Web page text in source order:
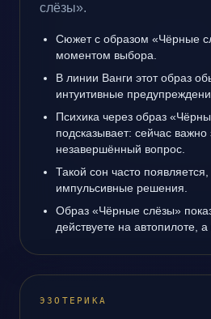
слёзы».
Сюжет с образом «Чёрные
моментом выбора.
В линии Ванги этот образ
интуитивные
Психика через образ
подсказывает: сейчас важно
незавершённый вопрос.
Такой сон часто появляется,
импульсивные решения.
Образ «Чёрные слёзы»
действуете на автопилоте,
ЭЗОТЕРИКА